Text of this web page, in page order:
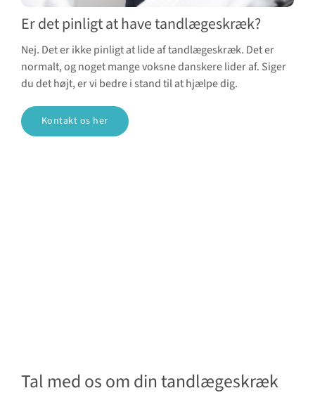
Er det pinligt at have tandlægeskræk?
Nej. Det er ikke pinligt at lide af tandlægeskræk. Det er
normalt, og noget mange voksne danskere lider af. Siger
du det højt, er vi bedre i stand til at hjælpe dig.
Kontakt os her
Tal med os om din tandlægeskræk